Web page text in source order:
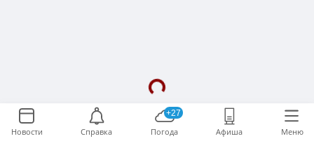
Новости Справка
+27
Погода Афиша Меню